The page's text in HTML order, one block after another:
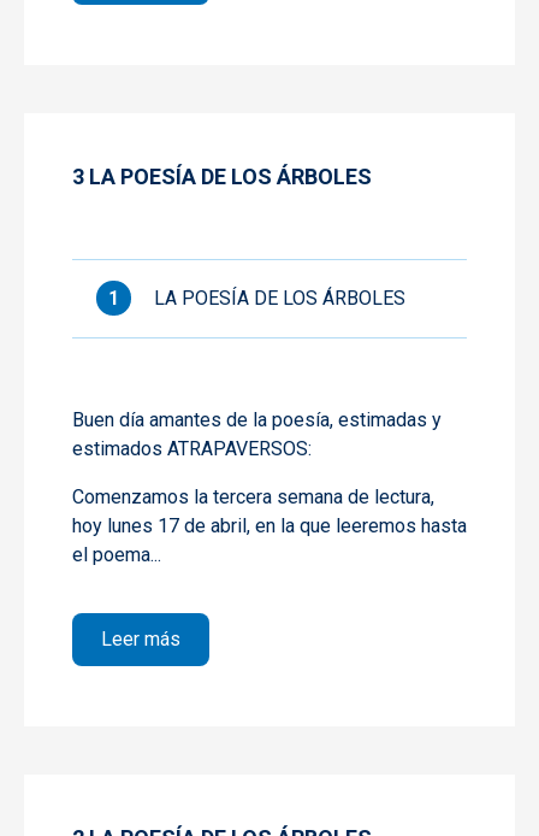
3 LA POESÍA DE LOS ÁRBOLES
LA POESÍA DE LOS ÁRBOLES
Buen día amantes de la poesía, estimadas y
estimados ATRAPAVERSOS:
Comenzamos la tercera semana de lectura,
hoy lunes 17 de abril, en la que leeremos hasta
el poema...
Leer más